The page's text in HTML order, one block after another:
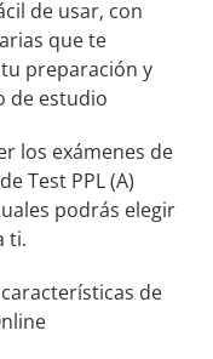
de usar, con
que te
preparación y
de estudio
los exámenes de
Test PPL (A)
podrás elegir
ti.
de